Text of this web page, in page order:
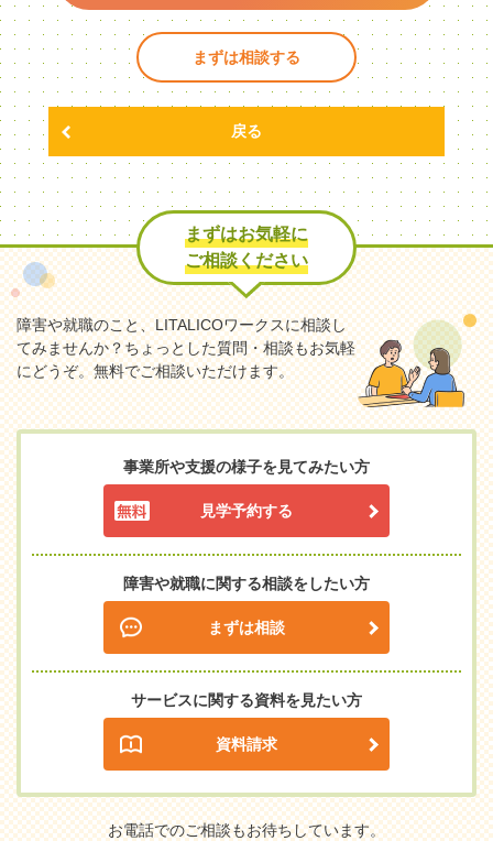
まずは相談する
戻る
まずはお気軽に
ご相談ください
障害や就職のこと、LITALICOワークスに相談し
てみませんか？ちょっとした質問・相談もお気軽
にどうぞ。無料でご相談いただけます。
事業所や支援の様子を見てみたい方
見学予約する
障害や就職に関する相談をしたい方
まずは相談
サービスに関する資料を見たい方
資料請求
お電話でのご相談もお待ちしています。